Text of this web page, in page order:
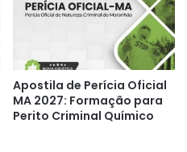
Apostila de Perícia Oficial
MA 2027: Formação para
Perito Criminal Químico